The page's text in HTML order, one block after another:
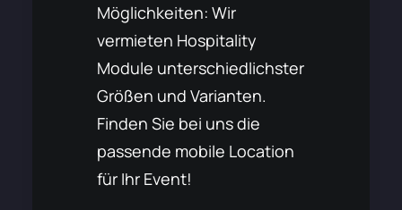
Möglichkeiten: Wir
vermieten Hospitality
Module unterschiedlichster
Größen und Varianten.
Finden Sie bei uns die
passende mobile Location
für Ihr Event!